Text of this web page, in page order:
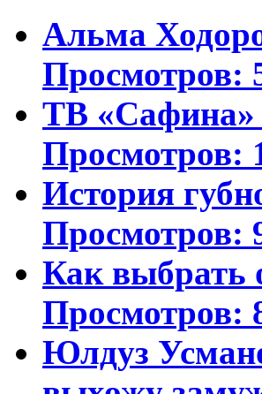
Альма
Просмотров:
ТВ
Просмотров:
История
Просмотров:
Как выбрать
Просмотров:
Юлдуз